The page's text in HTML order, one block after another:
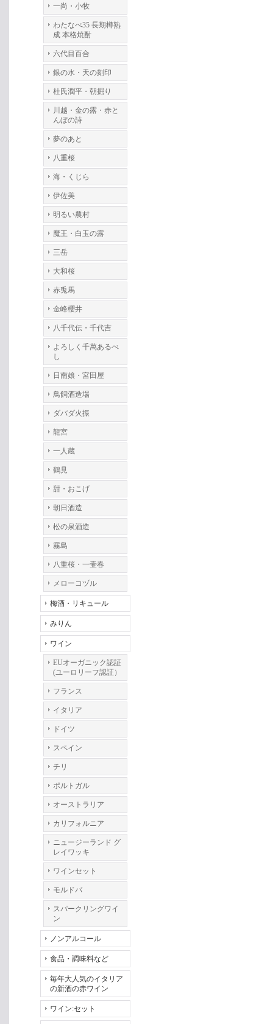
一尚・小牧
わたなべ35 長期樽熟
成 本格焼酎
六代目百合
銀の水・天の刻印
杜氏潤平・朝掘り
川越・金の露・赤と
んぼの詩
夢のあと
八重桜
海・くじら
伊佐美
明るい農村
魔王・白玉の露
三岳
大和桜
赤兎馬
金峰櫻井
八千代伝・千代吉
よろしく千萬あるべ
し
日南娘・宮田屋
鳥飼酒造場
ダバダ火振
龍宮
一人蔵
鶴見
甜・おこげ
朝日酒造
松の泉酒造
霧島
八重桜・一壷春
メローコヅル
梅酒・リキュール
みりん
ワイン
EUオーガニック認証
(ユーロリーフ認証）
フランス
イタリア
ドイツ
スペイン
チリ
ポルトガル
オーストラリア
カリフォルニア
ニュージーランド グ
レイワッキ
ワインセット
モルドバ
スパークリングワイ
ン
ノンアルコール
食品・調味料など
毎年大人気のイタリア
の新酒の赤ワイン
ワイン:セット